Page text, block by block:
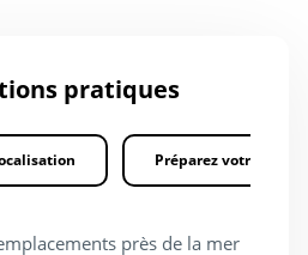
pratiques
Préparez votre séjour
près de la mer